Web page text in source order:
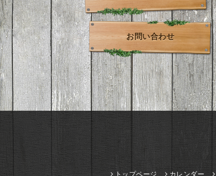
お問い合わせ
トップページ カレンダー